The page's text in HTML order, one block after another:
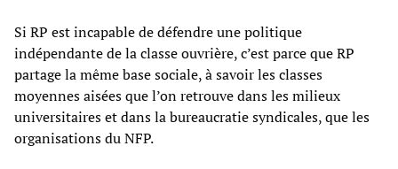
Si RP est incapable de défendre une politique
indépendante de la classe ouvrière, c’est parce que RP
partage la même base sociale, à savoir les classes
moyennes aisées que l’on retrouve dans les milieux
universitaires et dans la bureaucratie syndicales, que les
organisations du NFP.